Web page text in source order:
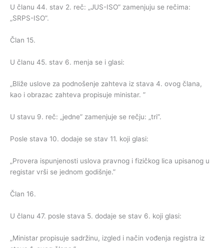
U članu 44. stav 2. reč: „JUS-ISO” zamenjuju se rečima:
„SRPS-ISO”.
Član 15.
U članu 45. stav 6. menja se i glasi:
„Bliže uslove za podnošenje zahteva iz stava 4. ovog člana,
kao i obrazac zahteva propisuje ministar. ”
U stavu 9. reč: „jedne” zamenjuje se rečju: „tri”.
Posle stava 10. dodaje se stav 11. koji glasi:
„Provera ispunjenosti uslova pravnog i fizičkog lica upisanog u
registar vrši se jednom godišnje.”
Član 16.
U članu 47. posle stava 5. dodaje se stav 6. koji glasi:
„Ministar propisuje sadržinu, izgled i način vođenja registra iz